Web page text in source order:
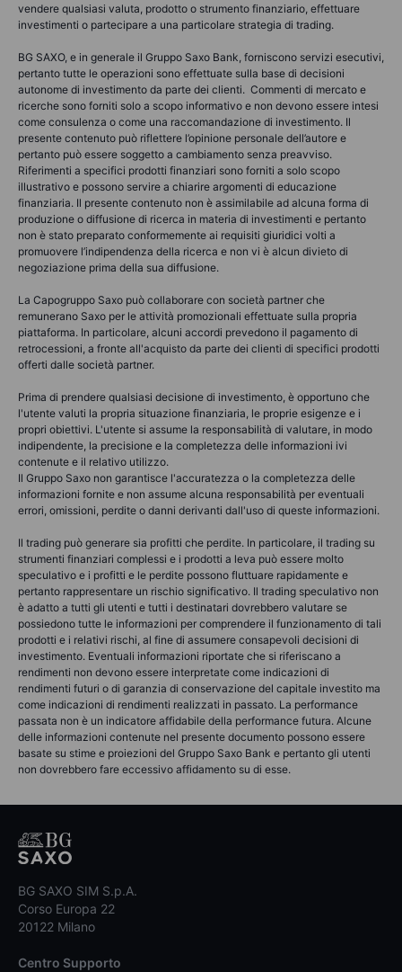
vendere qualsiasi valuta, prodotto o strumento finanziario, effettuare
investimenti o partecipare a una particolare strategia di trading.
BG SAXO, e in generale il Gruppo Saxo Bank, forniscono servizi esecutivi,
pertanto tutte le operazioni sono effettuate sulla base di decisioni
autonome di investimento da parte dei clienti. Commenti di mercato e
ricerche sono forniti solo a scopo informativo e non devono essere intesi
come consulenza o come una raccomandazione di investimento. Il
presente contenuto può riflettere l’opinione personale dell’autore e
pertanto può essere soggetto a cambiamento senza preavviso.
Riferimenti a specifici prodotti finanziari sono forniti a solo scopo
illustrativo e possono servire a chiarire argomenti di educazione
finanziaria. Il presente contenuto non è assimilabile ad alcuna forma di
produzione o diffusione di ricerca in materia di investimenti e pertanto
non è stato preparato conformemente ai requisiti giuridici volti a
promuovere l’indipendenza della ricerca e non vi è alcun divieto di
negoziazione prima della sua diffusione.
La Capogruppo Saxo può collaborare con società partner che
remunerano Saxo per le attività promozionali effettuate sulla propria
piattaforma. In particolare, alcuni accordi prevedono il pagamento di
retrocessioni, a fronte all'acquisto da parte dei clienti di specifici prodotti
offerti dalle società partner.
Prima di prendere qualsiasi decisione di investimento, è opportuno che
l'utente valuti la propria situazione finanziaria, le proprie esigenze e i
propri obiettivi. L'utente si assume la responsabilità di valutare, in modo
indipendente, la precisione e la completezza delle informazioni ivi
contenute e il relativo utilizzo.
Il Gruppo Saxo non garantisce l'accuratezza o la completezza delle
informazioni fornite e non assume alcuna responsabilità per eventuali
errori, omissioni, perdite o danni derivanti dall'uso di queste informazioni.
Il trading può generare sia profitti che perdite. In particolare, il trading su
strumenti finanziari complessi e i prodotti a leva può essere molto
speculativo e i profitti e le perdite possono fluttuare rapidamente e
pertanto rappresentare un rischio significativo. Il trading speculativo non
è adatto a tutti gli utenti e tutti i destinatari dovrebbero valutare se
possiedono tutte le informazioni per comprendere il funzionamento di tali
prodotti e i relativi rischi, al fine di assumere consapevoli decisioni di
investimento. Eventuali informazioni riportate che si riferiscano a
rendimenti non devono essere interpretate come indicazioni di
rendimenti futuri o di garanzia di conservazione del capitale investito ma
come indicazioni di rendimenti realizzati in passato. La performance
passata non è un indicatore affidabile della performance futura. Alcune
delle informazioni contenute nel presente documento possono essere
basate su stime e proiezioni del Gruppo Saxo Bank e pertanto gli utenti
non dovrebbero fare eccessivo affidamento su di esse.
BG SAXO SIM S.p.A.
Corso Europa 22
20122 Milano
Centro Supporto